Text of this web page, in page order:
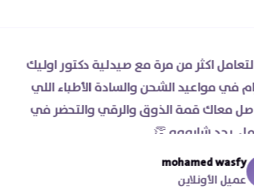
مرة مع صيدلية دكتور اوليك
والسادة الأطباء اللي
والرقي والتحضر في
👏‏